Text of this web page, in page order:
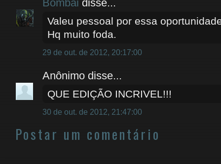
Bombai disse...
Valeu pessoal por essa
Hq muito foda.
29 de out. de 2012, 20:17:00
Anônimo disse...
QUE EDIÇÃO INCRIVEL!!!
30 de out. de 2012, 21:47:00
Postar um comentário